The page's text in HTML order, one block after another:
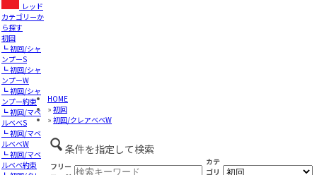
レッド
カテゴリーか
ら探す
初回
┗ 初回/シャ
ンプーS
┗ 初回/シャ
ンプーW
┗ 初回/シャ
ンプー約束
┗ 初回/マベ
ルベベS
┗ 初回/マベ
ルベベW
┗ 初回/マベ
ルベベ約束
HOME
» 初回
» 初回/クレアベベW
条件を指定して検索
フリー
カテ
ゴリ